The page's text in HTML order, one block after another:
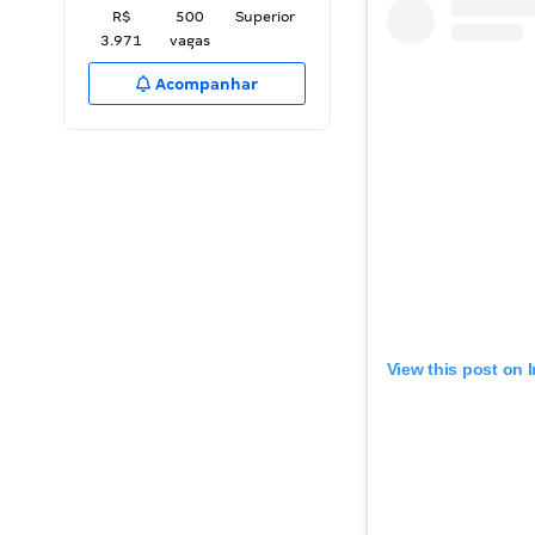
R$
3.971
500
vagas
Superior
Acompanhar
View this post on